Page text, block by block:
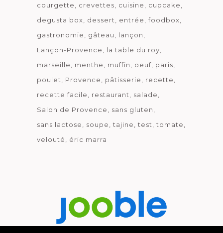
courgette
crevettes cuisine
cupcake
degusta box
dessert entrée
foodbox
gastronomie
gâteau
lançon
Lançon-Provence
la table du roy
marseille
menthe muffin oeuf paris
poulet
Provence pâtisserie
recette
recette facile
restaurant
salade
Salon de Provence
sans gluten
sans lactose
soupe tajine test
tomate
velouté
éric marra